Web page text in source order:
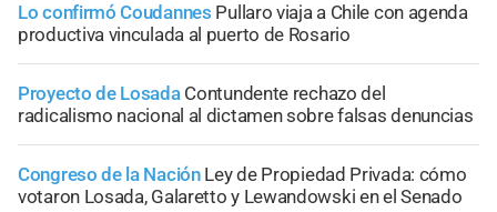
Lo confirmó Coudannes Pullaro viaja a Chile con agenda
productiva vinculada al puerto de Rosario
Proyecto de Losada Contundente rechazo del
radicalismo nacional al dictamen sobre falsas denuncias
Congreso de la Nación Ley de Propiedad Privada: cómo
votaron Losada, Galaretto y Lewandowski en el Senado